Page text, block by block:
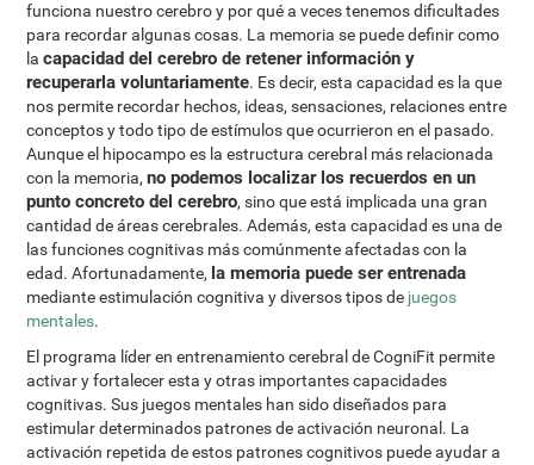
funciona nuestro cerebro y por qué a veces tenemos dificultades
para recordar algunas cosas. La memoria se puede definir como
lacapacidad del cerebro de retener información y
recuperarla voluntariamente. Es decir, esta capacidad es la que
nos permite recordar hechos, ideas, sensaciones, relaciones entre
conceptos y todo tipo de estímulos que ocurrieron en el pasado.
Aunque el hipocampo es la estructura cerebral más relacionada
con la memoria,no podemos localizar los recuerdos en un
punto concreto del cerebro, sino que está implicada una gran
cantidad de áreas cerebrales. Además, esta capacidad es una de
las funciones cognitivas más comúnmente afectadas con la
edad. Afortunadamente, la memoria puede ser entrenada
mediante estimulación cognitiva y diversos tipos de juegos
mentales.
El programa líder en entrenamiento cerebral de CogniFit permite
activar y fortalecer esta y otras importantes capacidades
cognitivas. Sus juegos mentales han sido diseñados para
estimular determinados patrones de activación neuronal. La
activación repetida de estos patrones cognitivos puede ayudar a